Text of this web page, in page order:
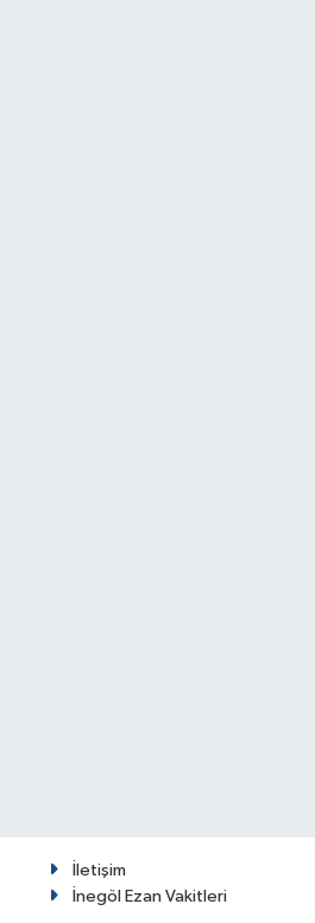
İletişim
İnegöl Ezan Vakitleri